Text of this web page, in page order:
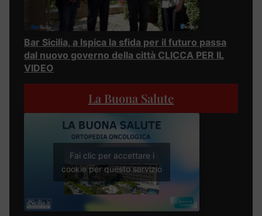
Bar Sicilia, a Ispica la sfida per il futuro passa
dal nuovo governo della città CLICCA PER IL
VIDEO
La Buona Salute
Fai clic per accettare i
cookie per questo servizio